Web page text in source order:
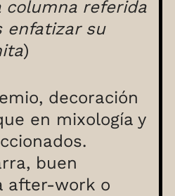
referida
enfatizar su
)
decoración
en mixología y
buen
after-work o